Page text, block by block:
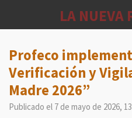
principal
LA NUEVA
Profeco
Verificación y
Madre 2026”
Publicado el 7 de mayo de 2026,